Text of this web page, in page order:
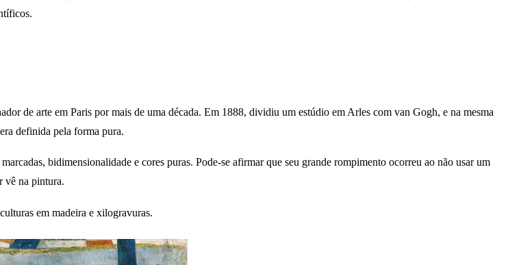
de arte em Paris por mais de uma década. Em 1888, dividiu um estúdio em Arles com van Gogh, e na mesma
definida pela forma pura.
bidimensionalidade e cores puras. Pode-se afirmar que seu grande rompimento ocorreu ao não usar um
vê na pintura.
em madeira e xilogravuras.